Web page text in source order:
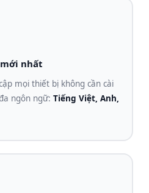
nhất
mọi thiết bị không cần cài
ngôn ngữ: Tiếng Việt, Anh,